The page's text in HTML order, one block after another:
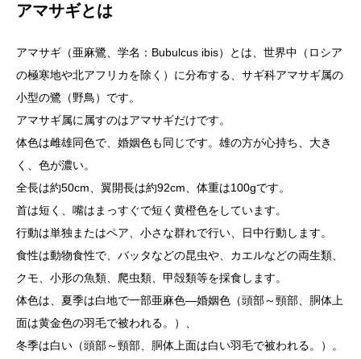
アマサギとは
アマサギ（亜麻鷺、学名：Bubulcus ibis）とは、世界中（ロシア
の極寒地や北アフリカを除く）に分布する、サギ科アマサギ属の
小型の鷺（野鳥）です。
アマサギ属に属すのはアマサギだけです。
体色は雌雄同色で、婚姻色も同じです。雄の方が心持ち、大き
く、色が濃い。
全長は約50cm、翼開長は約92cm、体重は100gです。
首は短く、嘴はまっすぐで短く黄橙色をしています。
行動は単独またはペア、小さな群れで行い、日中行動します。
食性は動物食性で、バッタなどの昆虫や、カエルなどの両生類、
クモ、小形の魚類、爬虫類、甲殻類等を採食します。
体色は、夏季は白地で一部亜麻色―婚姻色（頭部～頸部、胴体上
面は黄金色の羽毛で被われる。）、
冬季は白い（頭部～頸部、胴体上面は白い羽毛で被われる。）。